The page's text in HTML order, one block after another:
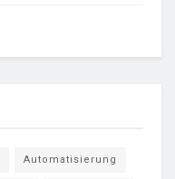
Automatisierung